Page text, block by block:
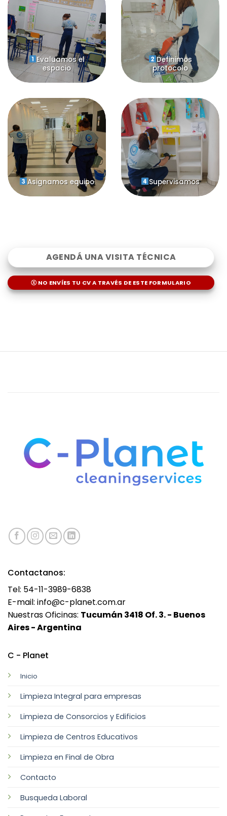
Evaluamos el
espacio
Definimos
protocolo
Asignamos equipo Supervisamos
AGENDÁ UNA VISITA TÉCNICA
Ⓧ NO ENVÍES TU CV A TRAVÉS DE ESTE FORMULARIO
C - Planet
Inicio
Limpieza Integral para empresas
Limpieza de Consorcios y Edificios
Limpieza de Centros Educativos
Limpieza en Final de Obra
Contacto
Busqueda Laboral
Contactanos:
Tel: 54-11-3989-6838
E-mail: info@c-planet.com.ar
Nuestras Oficinas: Tucumán 3418 Of. 3. - Buenos
Aires - Argentina